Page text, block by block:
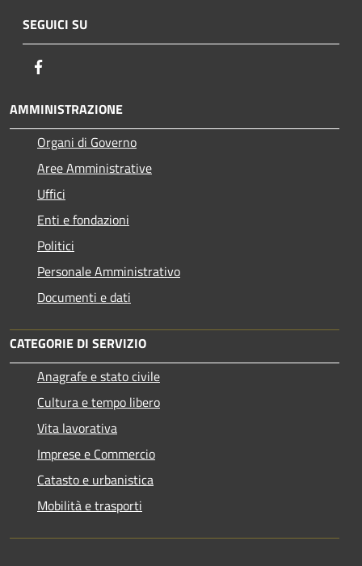
SEGUICI SU
AMMINISTRAZIONE
Organi di Governo
Aree Amministrative
Uffici
Enti e fondazioni
Politici
Personale Amministrativo
Documenti e dati
CATEGORIE DI SERVIZIO
Anagrafe e stato civile
Cultura e tempo libero
Vita lavorativa
Imprese e Commercio
Catasto e urbanistica
Mobilità e trasporti